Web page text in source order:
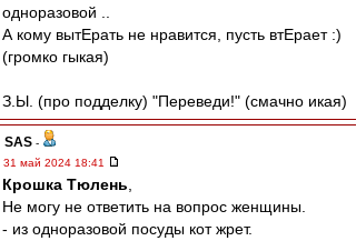
одноразовой ..
А кому вытЕрать не нравится, пусть втЕрает :)
(громко гыкая)
З.Ы. (про подделку) "Переведи!" (смачно икая)
SAS -
31 май 2024 18:41
Крошка Тюлень
Не могу не ответить на вопрос женщины.
- из одноразовой посуды кот жрет.